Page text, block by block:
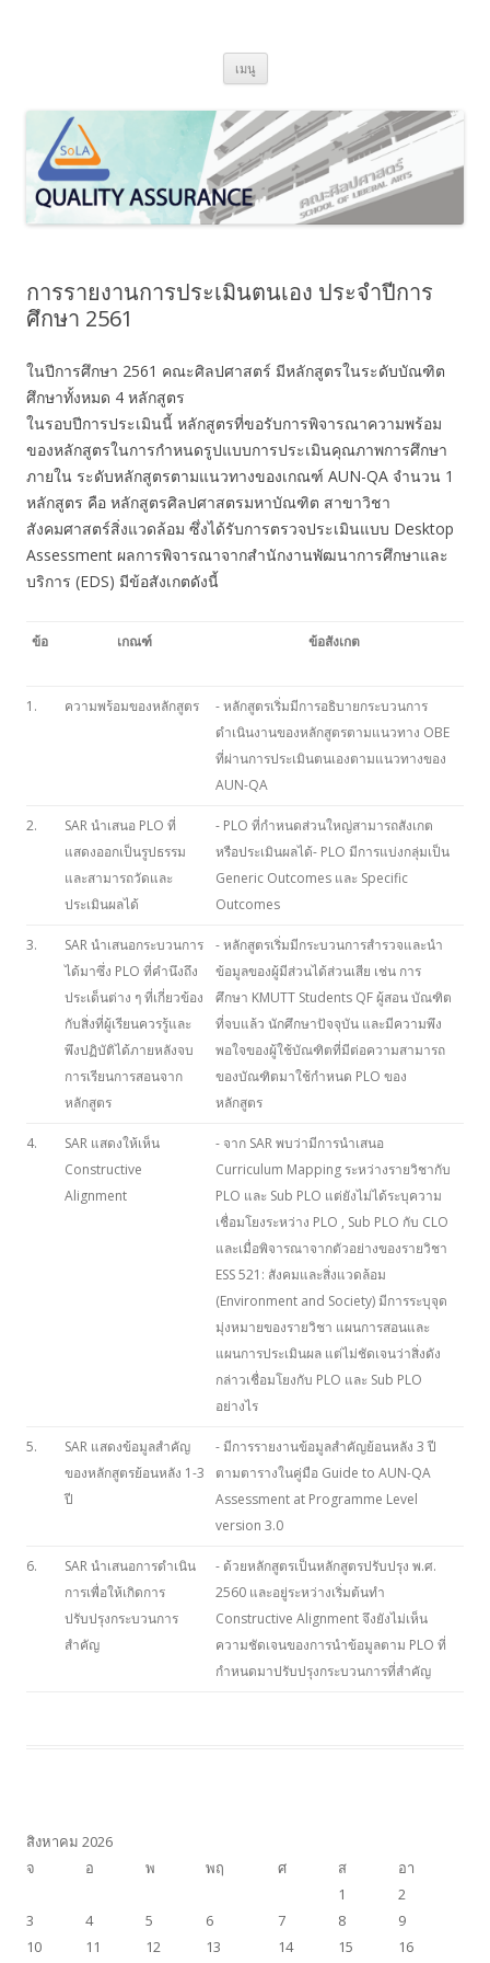
เมนู ข้ามไปยังเนื้อหา
การรายงานการประเมินตนเอง ประจำปีการ
ศึกษา 2561
ในปีการศึกษา 2561 คณะศิลปศาสตร์ มีหลักสูตรในระดับบัณฑิต
ศึกษาทั้งหมด 4 หลักสูตร
ในรอบปีการประเมินนี้ หลักสูตรที่ขอรับการพิจารณาความพร้อม
ของหลักสูตรในการกำหนดรูปแบบการประเมินคุณภาพการศึกษา
ภายใน ระดับหลักสูตรตามแนวทางของเกณฑ์ AUN-QA จำนวน 1
หลักสูตร คือ หลักสูตรศิลปศาสตรมหาบัณฑิต สาขาวิชา
สังคมศาสตร์สิ่งแวดล้อม ซึ่งได้รับการตรวจประเมินแบบ Desktop
Assessment ผลการพิจารณาจากสำนักงานพัฒนาการศึกษาและ
บริการ (EDS) มีข้อสังเกตดังนี้
ข้อ เกณฑ์ ข้อสังเกต
1. ความพร้อมของหลักสูตร
- หลักสูตรเริ่มมีการอธิบายกระบวนการ
ดำเนินงานของหลักสูตรตามแนวทาง OBE
ที่ผ่านการประเมินตนเองตามแนวทางของ
AUN-QA
2.
SAR นำเสนอ PLO ที่
แสดงออกเป็นรูปธรรม
และสามารถวัดและ
ประเมินผลได้
- PLO ที่กำหนดส่วนใหญ่สามารถสังเกต
หรือประเมินผลได้- PLO มีการแบ่งกลุ่มเป็น
Generic Outcomes และ Specific
Outcomes
3.
SAR นำเสนอกระบวนการ
ได้มาซึ่ง PLO ที่คำนึงถึง
ประเด็นต่าง ๆ ที่เกี่ยวข้อง
กับสิ่งที่ผู้เรียนควรรู้และ
พึงปฏิบัติได้ภายหลังจบ
การเรียนการสอนจาก
หลักสูตร
- หลักสูตรเริ่มมีกระบวนการสำรวจและนำ
ข้อมูลของผู้มีส่วนได้ส่วนเสีย เช่น การ
ศึกษา KMUTT Students QF ผู้สอน บัณฑิต
ที่จบแล้ว นักศึกษาปัจจุบัน และมีความพึง
พอใจของผู้ใช้บัณฑิตที่มีต่อความสามารถ
ของบัณฑิตมาใช้กำหนด PLO ของ
หลักสูตร
4.
SAR แสดงให้เห็น
Constructive
Alignment
- จาก SAR พบว่ามีการนำเสนอ
Curriculum Mapping ระหว่างรายวิชากับ
PLO และ Sub PLO แต่ยังไม่ได้ระบุความ
เชื่อมโยงระหว่าง PLO , Sub PLO กับ CLO
และเมื่อพิจารณาจากตัวอย่างของรายวิชา
ESS 521: สังคมและสิ่งแวดล้อม
(Environment and Society) มีการระบุจุด
มุ่งหมายของรายวิชา แผนการสอนและ
แผนการประเมินผล แต่ไม่ชัดเจนว่าสิ่งดัง
กล่าวเชื่อมโยงกับ PLO และ Sub PLO
อย่างไร
5.
SAR แสดงข้อมูลสำคัญ
ของหลักสูตรย้อนหลัง 1-3
ปี
- มีการรายงานข้อมูลสำคัญย้อนหลัง 3 ปี
ตามตารางในคู่มือ Guide to AUN-QA
Assessment at Programme Level
version 3.0
6.
SAR นำเสนอการดำเนิน
การเพื่อให้เกิดการ
ปรับปรุงกระบวนการ
สำคัญ
- ด้วยหลักสูตรเป็นหลักสูตรปรับปรุง พ.ศ.
2560 และอยู่ระหว่างเริ่มต้นทำ
Constructive Alignment จึงยังไม่เห็น
ความชัดเจนของการนำข้อมูลตาม PLO ที่
กำหนดมาปรับปรุงกระบวนการที่สำคัญ
สิงหาคม 2026
จ
อ พ พฤ ศ ส
อา
1
2
3
4 5 6 7 8
9
10
11 12 13 14 15 16